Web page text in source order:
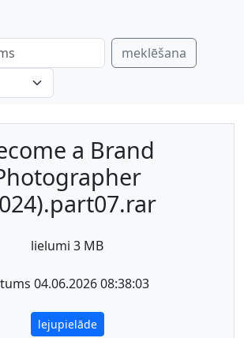
meklēšana
a Brand
lielumi 3 MB
04.06.2026 08:38:03
lejupielāde